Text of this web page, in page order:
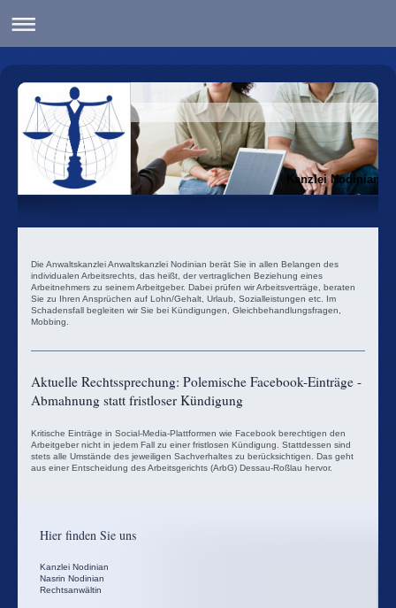
Kanzlei Nodinian
Die AnwaltskanzleiAnwaltskanzlei Nodinian berät Sie in allen Belangen des
individualen Arbeitsrechts, das heißt, der vertraglichen Beziehung eines
Arbeitnehmers zu seinem Arbeitgeber. Dabei prüfen wir Arbeitsverträge, beraten
Sie zu Ihren Ansprüchen auf Lohn/Gehalt, Urlaub, Sozialleistungen etc. Im
Schadensfall begleiten wir Sie bei Kündigungen, Gleichbehandlungsfragen,
Mobbing.
Aktuelle Rechtssprechung: Polemische Facebook-Einträge -
Abmahnung statt fristloser Kündigung
Kritische Einträge in Social-Media-Plattformen wie Facebook berechtigen den
Arbeitgeber nicht in jedem Fall zu einer fristlosen Kündigung. Stattdessen sind
stets alle Umstände des jeweiligen Sachverhaltes zu berücksichtigen. Das geht
aus einer Entscheidung des Arbeitsgerichts (ArbG) Dessau-Roßlau hervor.
Hier finden Sie uns
Kanzlei Nodinian
Nasrin Nodinian
Rechtsanwältin